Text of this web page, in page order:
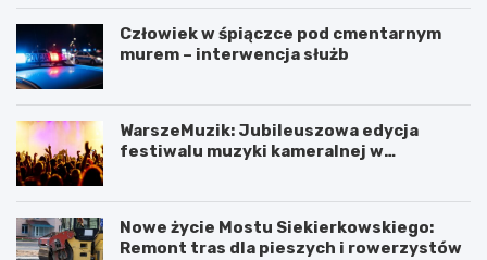
Człowiek w śpiączce pod cmentarnym
murem – interwencja służb
WarszeMuzik: Jubileuszowa edycja
festiwalu muzyki kameralnej w
Nowe życie Mostu Siekierkowskiego:
Remont tras dla pieszych i rowerzystów